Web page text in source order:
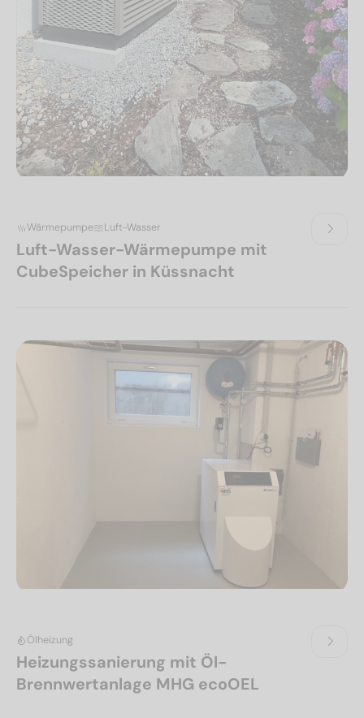
Wärmepumpe Luft-Wasser
Luft-Wasser-Wärmepumpe mit
CubeSpeicher in Küssnacht
Ölheizung
Heizungssanierung mit Öl-
Brennwertanlage MHG ecoOEL